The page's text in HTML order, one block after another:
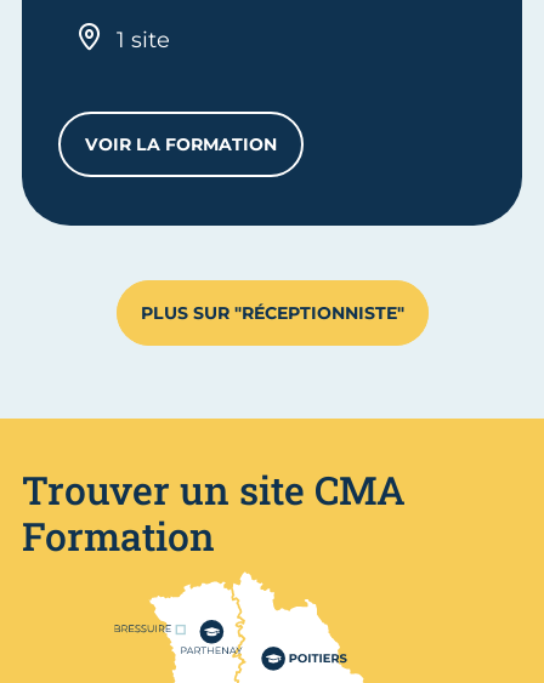
1 site
VOIR LA FORMATIONCS ACCUEIL-RÉCEPTION
PLUS SUR "RÉCEPTIONNISTE"
Trouver un site CMA
Formation
Nos centres de formation